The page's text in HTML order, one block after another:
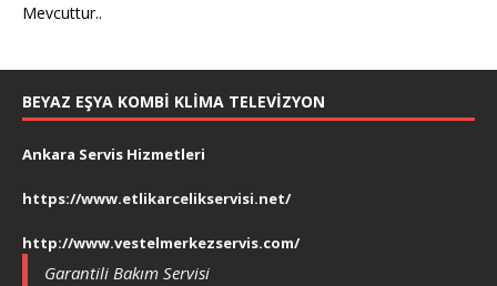
Mevcuttur..
BEYAZ EŞYA KOMBI KLIMA TELEVIZYON
Ankara Servis Hizmetleri
https://www.etlikarcelikservisi.net/
http://www.vestelmerkezservis.com/
Garantili Bakım Servisi